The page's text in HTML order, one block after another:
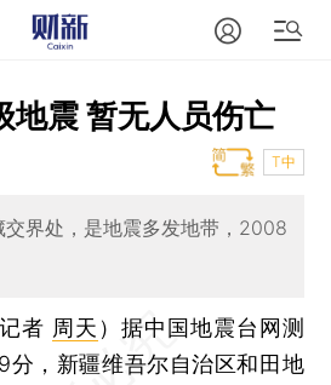
地震 暂无人员伤亡
T中
界处，是地震多发地带，2008
者 周天 ） 据中国地震台网测
分，新疆维吾尔自治区和田地